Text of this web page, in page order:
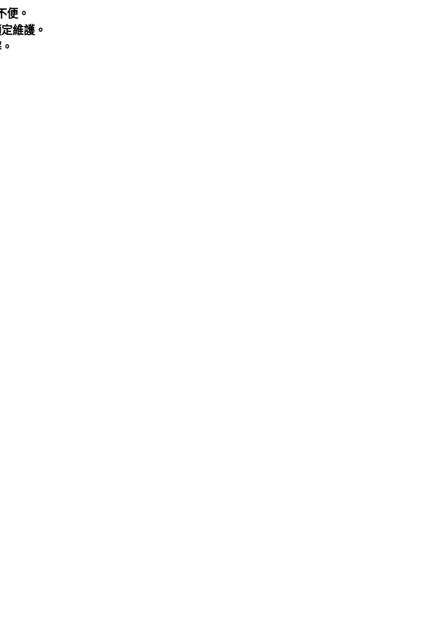
便。
維護。